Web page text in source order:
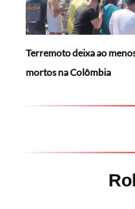
Terremoto deixa ao
mortos na Colômbia